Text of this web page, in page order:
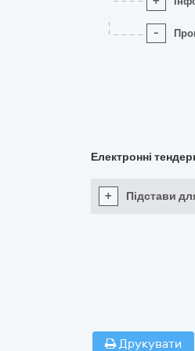
-
Електронні
+ Підстави
Друкувати